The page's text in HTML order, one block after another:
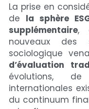
La prise en
de la sphère
supplémentaire,
nouveaux des
sociologique
d’évaluation
évolutions, de
internationales
du continuum